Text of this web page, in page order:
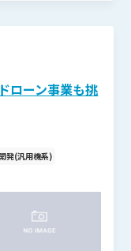
ローン事業も挑
発(汎用機系)